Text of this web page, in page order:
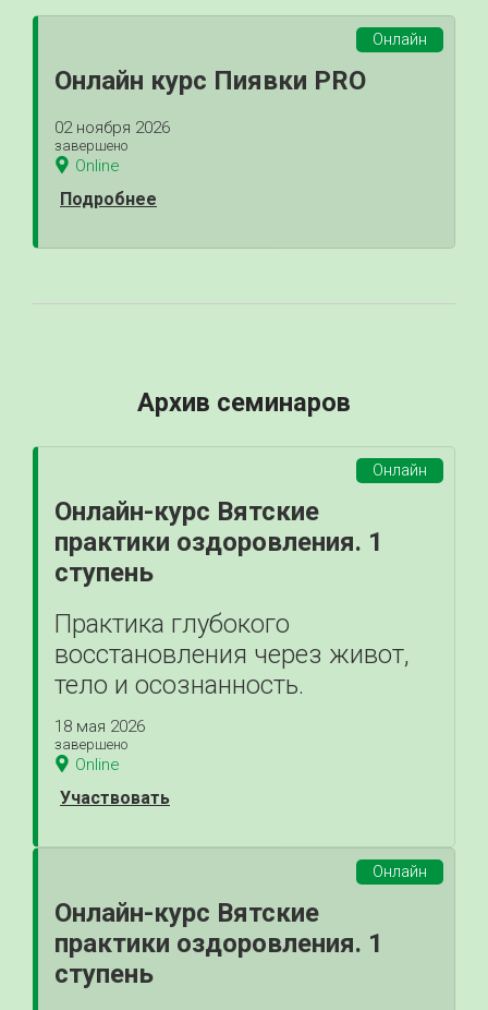
Онлайн курс Пиявки PRO
02 ноября 2026
завершено
Online
Подробнее
Онлайн
Архив семинаров
Онлайн-курс Вятские
практики оздоровления. 1
ступень
Практика глубокого
восстановления через живот,
тело и осознанность.
18 мая 2026
завершено
Online
Участвовать
Онлайн
Онлайн-курс Вятские
практики оздоровления. 1
ступень
Онлайн